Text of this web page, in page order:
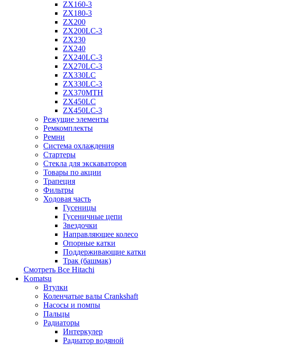
ZX160-3
ZX180-3
ZX200
ZX200LC-3
ZX230
ZX240
ZX240LC-3
ZX270LC-3
ZX330LC
ZX330LC-3
ZX370MTH
ZX450LC
ZX450LC-3
Режущие элементы
Ремкомплекты
Ремни
Система охлаждения
Стартеры
Стекла для экскаваторов
Товары по акции
Трапеция
Фильтры
Ходовая часть
Гусеницы
Гусеничные цепи
Звездочки
Направляющее колесо
Опорные катки
Поддерживающие катки
Трак (башмак)
Смотреть Все Hitachi
Komatsu
Втулки
Коленчатые валы Crankshaft
Насосы и помпы
Пальцы
Радиаторы
Интеркулер
Радиатор водяной